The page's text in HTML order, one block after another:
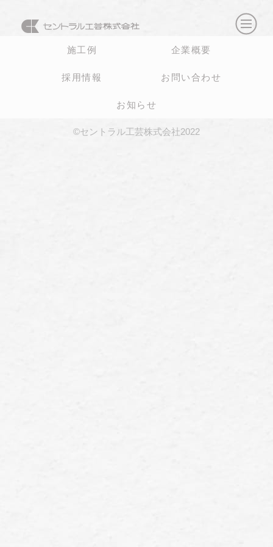
施工例 企業概要
採用情報 お問い合わせ
お知らせ
©セントラル工芸株式会社2022